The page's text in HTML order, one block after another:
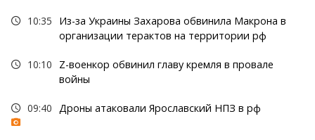
10:35
Из-за Украины Захарова обвинила Макрона в
организации терактов на территории рф
10:10
Z-военкор обвинил главу кремля в провале
войны
09:40 Дроны атаковали Ярославский НПЗ в рф